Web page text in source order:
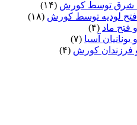
شرق توسط کورش (۱۴)
لودیه توسط کورش (۱۸)
ماد (۴)
آسیا (۷)
فرزندان کورش (۴)